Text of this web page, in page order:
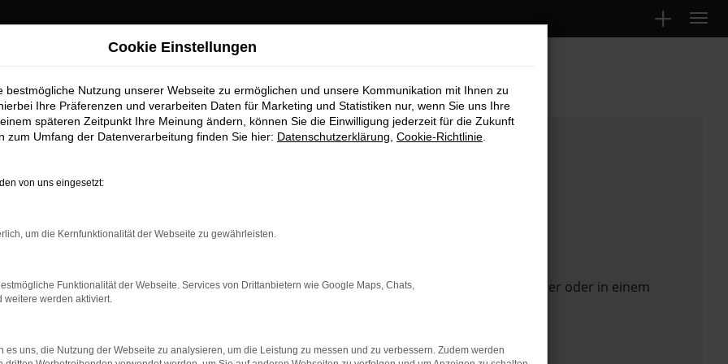
das Laden bestimmter Seiten verhindern. Funktioniert die Seite in einem anderen Browser oder in einem
zu beheben.
Cookie Einstellungen
bestmögliche Nutzung unserer Webseite zu ermöglichen und unsere Kommunikation mit Ihnen zu
Ihre Präferenzen und verarbeiten Daten für Marketing und Statistiken nur, wenn Sie uns Ihre
späteren Zeitpunkt Ihre Meinung ändern, können Sie die Einwilligung jederzeit für die Zukunft
zum Umfang der Datenverarbeitung finden Sie hier: Datenschutzerklärung Cookie-Richtlinie
von uns eingesetzt:
um die Kernfunktionalität der Webseite zu gewährleisten.
Funktionalität der Webseite. Services von Drittanbietern wie Google Maps, Chats,
weitere werden aktiviert.
es uns, die Nutzung der Webseite zu analysieren, um die Leistung zu messen und zu verbessern. Zudem werden